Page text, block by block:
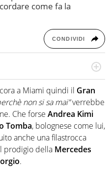
come fa la
CONDIVIDI
lui sgasa, impenna, derapa. E
a Miami quindi il Gran
non si sa mai”verrebbe
Che forse Andrea Kimi
Tomba, bolognese come lui,
anche una filastrocca
prodigio della Mercedes
.